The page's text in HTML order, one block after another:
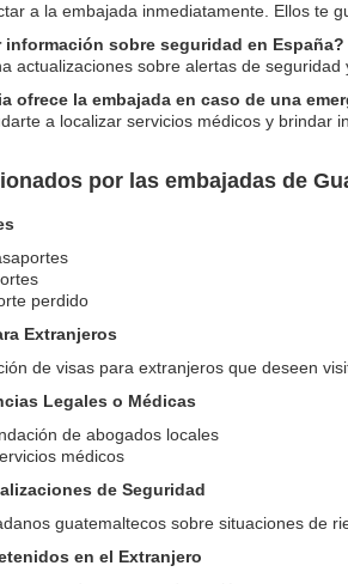
a la embajada inmediatamente. Ellos te
sobre seguridad en España?
actualizaciones sobre alertas de
ofrece la embajada en caso de una
a localizar servicios médicos y brindar
por las embajadas de
perdido
Extranjeros
de visas para extranjeros que deseen
Legales o Médicas
de abogados locales
médicos
de Seguridad
guatemaltecos sobre situaciones de
en el Extranjero